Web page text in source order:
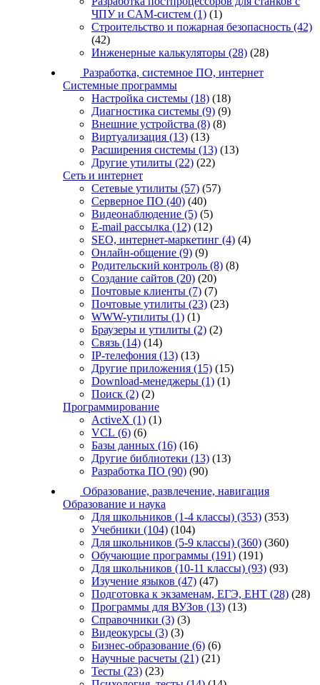
ЧПУ и CAM-систем (1) (1)
Строительство и пожарная безопасность (42)
(42)
Инженерные калькуляторы (28) (28)
Разработка, системное ПО, интернет
Системные программы
Настройка системы (18) (18)
Диагностика системы (9) (9)
Внешние устройства (8) (8)
Виртуализация (13) (13)
Расширения системы (13) (13)
Другие утилиты (22) (22)
Сеть и интернет
Сетевые утилиты (57) (57)
Серверное ПО (40) (40)
Видеонаблюдение (5) (5)
E-mail рассылка (12) (12)
SEO, интернет-маркетинг (4) (4)
Онлайн-общение (9) (9)
Родительский контроль (8) (8)
Создание сайтов (20) (20)
Почтовые клиенты (7) (7)
Почтовые утилиты (23) (23)
WWW-утилиты (1) (1)
Браузеры и утилиты (2) (2)
Связь (14) (14)
IP-телефония (13) (13)
Другие приложения (15) (15)
Download-менеджеры (1) (1)
Поиск (2) (2)
Программирование
ActiveX (1) (1)
VCL (6) (6)
Базы данных (16) (16)
Другие библиотеки (13) (13)
Разработка ПО (90) (90)
Образование, развлечение, навигация
Образование и наука
Для школьников (1-4 классы) (353) (353)
Учебники (104) (104)
Для школьников (5-9 классы) (360) (360)
Обучающие программы (191) (191)
Для школьников (10-11 классы) (93) (93)
Изучение языков (47) (47)
Подготовка к экзаменам, ЕГЭ, ЕНТ (28) (28)
Программы для ВУЗов (13) (13)
Справочники (3) (3)
Видеокурсы (3) (3)
Бизнес-образование (6) (6)
Научные расчеты (21) (21)
Тесты (23) (23)